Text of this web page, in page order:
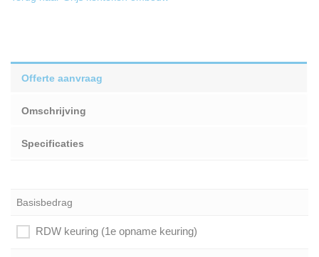
Offerte aanvraag
Omschrijving
Specificaties
Basisbedrag
RDW keuring (1e opname keuring)